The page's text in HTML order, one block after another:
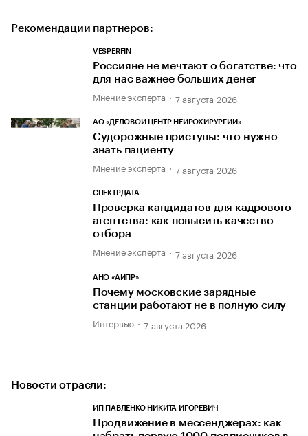
Рекомендации партнеров:
VESPERFIN
Россияне не мечтают о богатстве: что
для нас важнее больших денег
Мнение эксперта 7 августа 2026
АО «ДЕЛОВОЙ ЦЕНТР НЕЙРОХИРУРГИИ»
Судорожные приступы: что нужно
знать пациенту
Мнение эксперта 7 августа 2026
СПЕКТРДАТА
Проверка кандидатов для кадрового
агентства: как повысить качество
отбора
Мнение эксперта 7 августа 2026
АНО «АИПР»
Почему московские зарядные
станции работают не в полную силу
Интервью 7 августа 2026
Новости отрасли:
ИП ПАВЛЕНКО НИКИТА ИГОРЕВИЧ
Продвижение в мессенджерах: как